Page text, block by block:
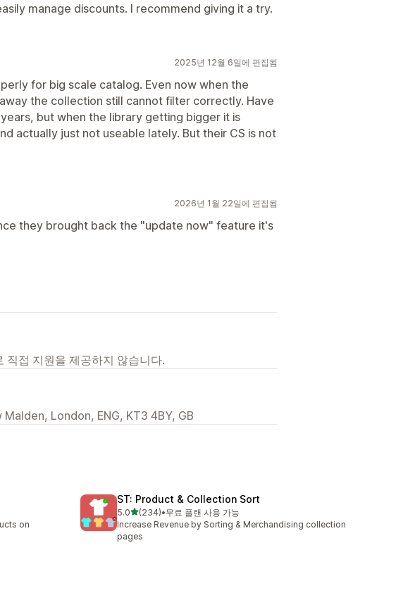
manage discounts. I recommend giving it a try.
2025년 12월 6일에 편집됨
for big scale catalog. Even now when the
the collection still cannot filter correctly. Have
but when the library getting bigger it is
actually just not useable lately. But their CS is not
2026년 1월 22일에 편집됨
they brought back the "update now" feature it's
직접 지원을 제공하지 않습니다.
London, ENG, KT3 4BY, GB
on
ST: Product & Collection Sort
5.0별 5개 중
(234)
총 리뷰 234개
•무료 플랜 사용 가능
Increase Revenue by Sorting & Merchandising collection
pages